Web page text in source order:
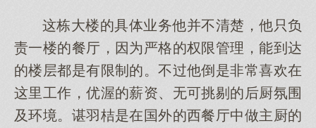
这栋大楼的具体业务他并不清楚，他只负
责一楼的餐厅，因为严格的权限管理，能到达
的楼层都是有限制的。不过他倒是非常喜欢在
这里工作，优渥的薪资、无可挑剔的后厨氛围
及环境。谌羽桔是在国外的西餐厅中做主厨的